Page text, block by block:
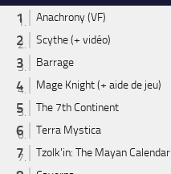
Anachrony (VF)
Scythe (+ vidéo)
Barrage
Mage Knight (+ aide de jeu)
The 7th Continent
Terra Mystica
Tzolk'in: The Mayan Calendar